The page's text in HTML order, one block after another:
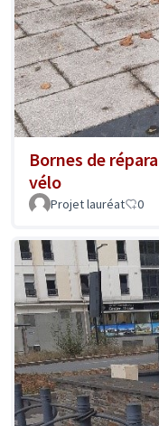
Bornes de
vélo
Projet lauréat 0